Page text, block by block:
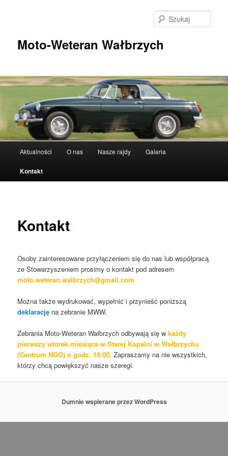
Moto-Weteran Wałbrzych
Aktualności O nas Nasze rajdy Galeria
Kontakt
Kontakt
Osoby zainteresowane przyłączeniem się do nas lub współpracą
ze Stowarzyszeniem prosimy o kontakt pod adresem
moto.weteran.walbrzych@gmail.com
Można także wydrukować, wypełnić i przynieść poniższą
deklarację na zebranie MWW.
Zebrania Moto-Weteran Wałbrzych odbywają się wkażdy
pierwszy wtorek miesiąca w Starej Kopalni w Wałbrzychu
(Centrum NGO) o godz. 18:00. Zapraszamy na nie wszystkich,
którzy chcą powiększyć nasze szeregi.
Dumnie wspierane przez WordPress